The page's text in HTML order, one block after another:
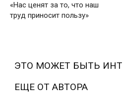
«Нас ценят за то, что наш
труд приносит пользу»
ЭТО МОЖЕТ БЫТЬ
ЕЩЕ ОТ АВТОРА